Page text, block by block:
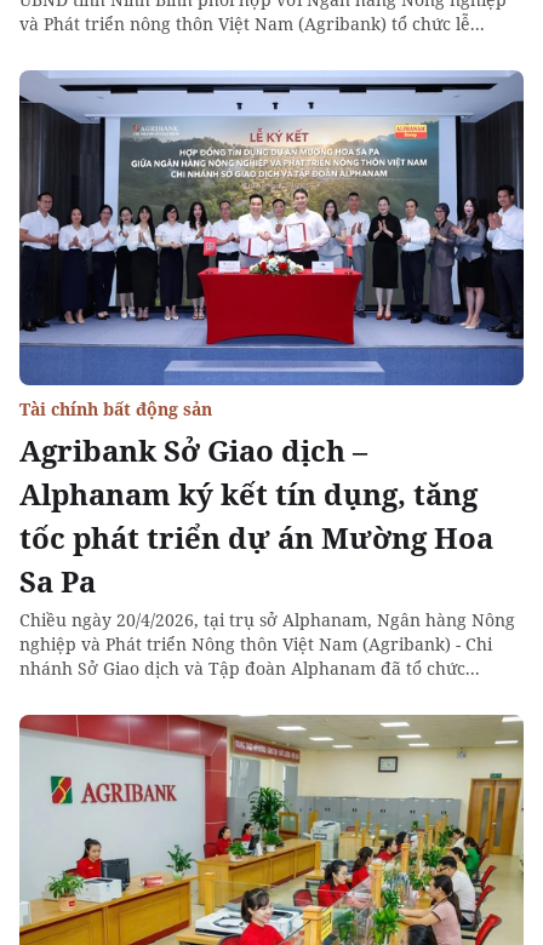
và Phát triển nông thôn Việt Nam (Agribank) tổ chức lễ...
Agribank Sở Giao dịch –
Alphanam ký kết tín dụng, tăng
tốc phát triển dự án Mường Hoa
Sa Pa
Tài chính bất động sản
Chiều ngày 20/4/2026, tại trụ sở Alphanam, Ngân hàng Nông
nghiệp và Phát triển Nông thôn Việt Nam (Agribank) - Chi
nhánh Sở Giao dịch và Tập đoàn Alphanam đã tổ chức...